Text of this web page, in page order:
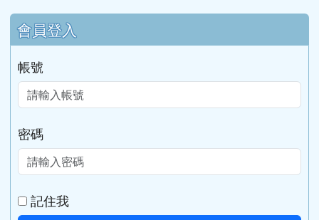
草漯國中性平專區
教育部性別平等全球資訊網
家庭暴力暨性侵害防治中心
勵馨基金會
台灣展翅協會
社會安全網–關懷e起來